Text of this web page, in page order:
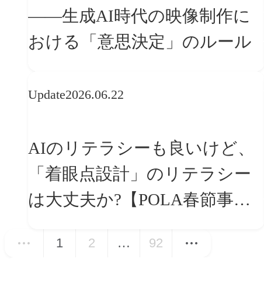
——生成AI時代の映像制作に
おける「意思決定」のルール
Update2026.06.22
AIのリテラシーも良いけど、
「着眼点設計」のリテラシー
は大丈夫か?【POLA春節事例
に学ぶプランニング思考】
1 2 … 92